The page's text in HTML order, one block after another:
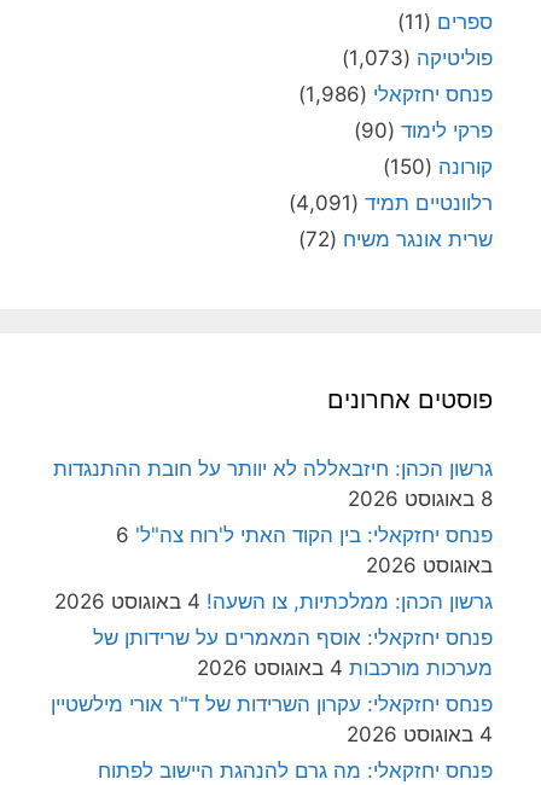
ספרים (11)
פוליטיקה (1,073)
פנחס יחזקאלי (1,986)
פרקי לימוד (90)
קורונה (150)
רלוונטיים תמיד (4,091)
שרית אונגר משיח (72)
פוסטים אחרונים
גרשון הכהן: חיזבאללה לא יוותר על חובת ההתנגדות
8 באוגוסט 2026
פנחס יחזקאלי: בין הקוד האתי ל'רוח צה"ל' 6
באוגוסט 2026
גרשון הכהן: ממלכתיות, צו השעה! 4 באוגוסט 2026
פנחס יחזקאלי: אוסף המאמרים על שרידותן של
מערכות מורכבות 4 באוגוסט 2026
פנחס יחזקאלי: עקרון השרידות של ד"ר אורי מילשטיין
4 באוגוסט 2026
פנחס יחזקאלי: מה גרם להנהגת היישוב לפתוח